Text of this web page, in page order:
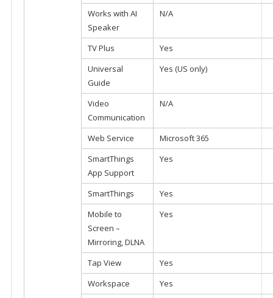
Works with AI
Speaker
N/A
TV Plus
Yes
Universal
Guide
Yes (US only)
Video
Communication
N/A
Web Service
Microsoft 365
SmartThings
App Support
Yes
SmartThings
Yes
Mobile to
Screen –
Mirroring, DLNA
Yes
Tap View
Yes
Workspace
Yes